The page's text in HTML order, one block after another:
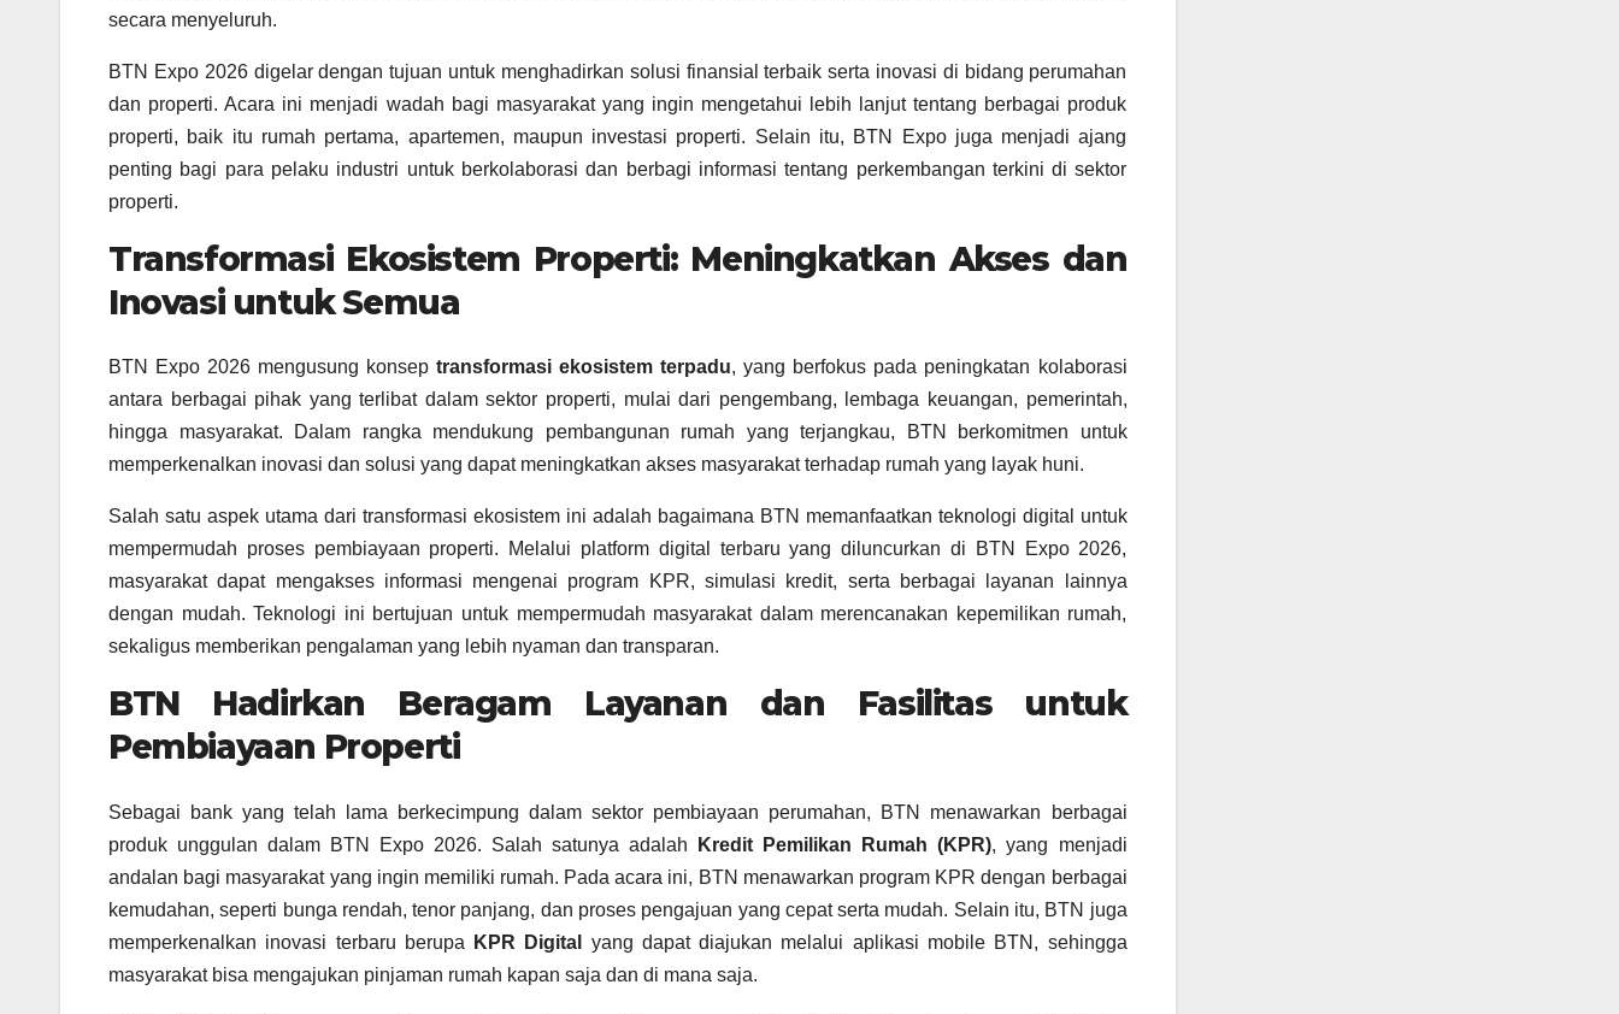
secara menyeluruh.
BTN Expo 2026 digelar dengan tujuan untuk menghadirkan solusi finansial terbaik serta inovasi di bidang perumahan
dan properti. Acara ini menjadi wadah bagi masyarakat yang ingin mengetahui lebih lanjut tentang berbagai produk
properti, baik itu rumah pertama, apartemen, maupun investasi properti. Selain itu, BTN Expo juga menjadi ajang
penting bagi para pelaku industri untuk berkolaborasi dan berbagi informasi tentang perkembangan terkini di sektor
properti.
Transformasi Ekosistem Properti: Meningkatkan Akses dan
Inovasi untuk Semua
BTN Expo 2026 mengusung konseptransformasi ekosistem terpadu, yang berfokus pada peningkatan kolaborasi
antara berbagai pihak yang terlibat dalam sektor properti, mulai dari pengembang, lembaga keuangan, pemerintah,
hingga masyarakat. Dalam rangka mendukung pembangunan rumah yang terjangkau, BTN berkomitmen untuk
memperkenalkan inovasi dan solusi yang dapat meningkatkan akses masyarakat terhadap rumah yang layak huni.
Salah satu aspek utama dari transformasi ekosistem ini adalah bagaimana BTN memanfaatkan teknologi digital untuk
mempermudah proses pembiayaan properti. Melalui platform digital terbaru yang diluncurkan di BTN Expo 2026,
masyarakat dapat mengakses informasi mengenai program KPR, simulasi kredit, serta berbagai layanan lainnya
dengan mudah. Teknologi ini bertujuan untuk mempermudah masyarakat dalam merencanakan kepemilikan rumah,
sekaligus memberikan pengalaman yang lebih nyaman dan transparan.
BTN Hadirkan Beragam Layanan dan Fasilitas untuk
Pembiayaan Properti
Sebagai bank yang telah lama berkecimpung dalam sektor pembiayaan perumahan, BTN menawarkan berbagai
produk unggulan dalam BTN Expo 2026. Salah satunya adalah
Kredit Pemilikan Rumah (KPR), yang menjadi
andalan bagi masyarakat yang ingin memiliki rumah. Pada acara ini, BTN menawarkan program KPR dengan berbagai
kemudahan, seperti bunga rendah, tenor panjang, dan proses pengajuan yang cepat serta mudah. Selain itu, BTN juga
memperkenalkan inovasi terbaru berupa
KPR Digital
yang dapat diajukan melalui aplikasi mobile BTN, sehingga
masyarakat bisa mengajukan pinjaman rumah kapan saja dan di mana saja.